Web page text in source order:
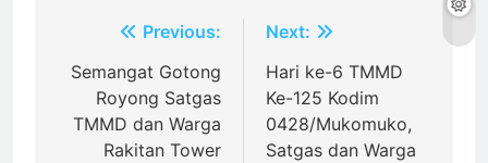
Navigasi
pos
Previous:
Semangat Gotong
Royong Satgas
TMMD dan Warga
Rakitan Tower
Next:
Hari ke-6 TMMD
Ke-125 Kodim
0428/Mukomuko,
Satgas dan Warga